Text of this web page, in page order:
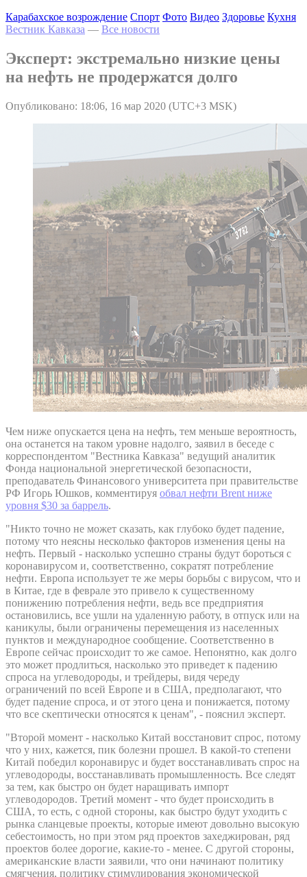
Карабахское возрождение Спорт Фото Видео Здоровье Кухня
Вестник Кавказа — Все новости
Эксперт: экстремально низкие цены
на нефть не продержатся долго
Опубликовано: 18:06, 16 мар 2020 (UTC+3 MSK)
Чем ниже опускается цена на нефть, тем меньше вероятность,
она останется на таком уровне надолго, заявил в беседе с
корреспондентом "Вестника Кавказа" ведущий аналитик
Фонда национальной энергетической безопасности,
преподаватель Финансового университета при правительстве
РФ Игорь Юшков, комментируя обвал нефти Brent ниже
уровня $30 за баррель.
"Никто точно не может сказать, как глубоко будет падение,
потому что неясны несколько факторов изменения цены на
нефть. Первый - насколько успешно страны будут бороться с
коронавирусом и, соответственно, сократят потребление
нефти. Европа использует те же меры борьбы с вирусом, что и
в Китае, где в феврале это привело к существенному
понижению потребления нефти, ведь все предприятия
остановились, все ушли на удаленную работу, в отпуск или на
каникулы, были ограничены перемещения из населенных
пунктов и международное сообщение. Соответственно в
Европе сейчас происходит то же самое. Непонятно, как долго
это может продлиться, насколько это приведет к падению
спроса на углеводороды, и трейдеры, видя череду
ограничений по всей Европе и в США, предполагают, что
будет падение спроса, и от этого цена и понижается, потому
что все скептически относятся к ценам", - пояснил эксперт.
"Второй момент - насколько Китай восстановит спрос, потому
что у них, кажется, пик болезни прошел. В какой-то степени
Китай победил коронавирус и будет восстанавливать спрос на
углеводороды, восстанавливать промышленность. Все следят
за тем, как быстро он будет наращивать импорт
углеводородов. Третий момент - что будет происходить в
США, то есть, с одной стороны, как быстро будут уходить с
рынка сланцевые проекты, которые имеют довольно высокую
себестоимость, но при этом ряд проектов захеджирован, ряд
проектов более дорогие, какие-то - менее. С другой стороны,
американские власти заявили, что они начинают политику
смягчения, политику стимулирования экономической